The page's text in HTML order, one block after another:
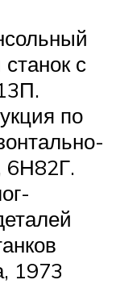
с
по
6Н82Г.
1973